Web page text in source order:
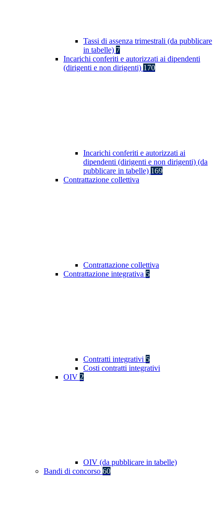
Tassi di assenza trimestrali (da pubblicare
in tabelle) 7
Incarichi conferiti e autorizzati ai dipendenti
(dirigenti e non dirigenti) 170
Incarichi conferiti e autorizzati ai
dipendenti (dirigenti e non dirigenti) (da
pubblicare in tabelle) 169
Contrattazione collettiva
Contrattazione collettiva
Contrattazione integrativa 5
Contratti integrativi 5
Costi contratti integrativi
OIV 2
OIV (da pubblicare in tabelle)
Bandi di concorso 60